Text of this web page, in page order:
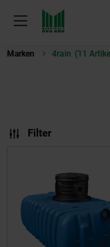
Menü
Marken 4rain (11
Filter